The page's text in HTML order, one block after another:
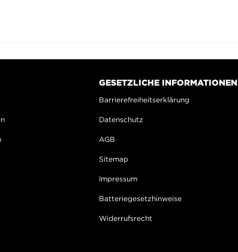
GESETZLICHE INFORMATIONEN
Barrierefreiheitserklärung
Datenschutz
AGB
Sitemap
Impressum
Batteriegesetzhinweise
Widerrufsrecht